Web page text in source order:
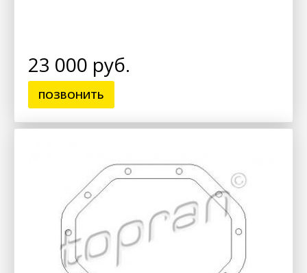
23 000 руб.
ПОЗВОНИТЬ